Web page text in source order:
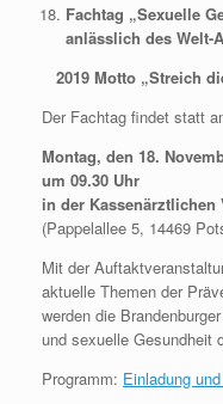
Fachtag „Sexuelle
anlässlich des Welt-
2019 Motto „Streich
Der Fachtag findet statt
Montag, den 18.
um 09.30 Uhr
in der Kassenärztlichen
(Pappelallee 5, 14469
Mit der
aktuelle Themen der
werden die
und sexuelle Gesundheit
Programm: Einladung